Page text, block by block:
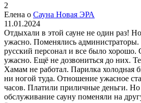
2
Елена о Сауна Новая ЭРА
11.01.2024
Отдыхали в этой сауне не один раз!
ужасно. Поменялись администраторы.
русский персонал и все было хорошо.
ужасно. Ещё не дозвониться до них.
Хамам не работал. Парилка холодная
ни ногой туда. Отношение ужасное
часов. Платили приличные деньги. Но
обслуживание сауну поменяли на